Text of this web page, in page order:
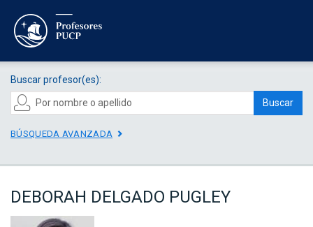
Buscar profesor(es):
Buscar
BÚSQUEDA AVANZADA
DEBORAH DELGADO PUGLEY